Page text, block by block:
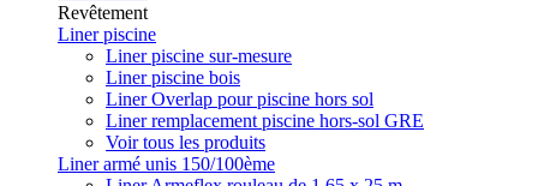
Revêtement
Liner piscine
Liner piscine sur-mesure
Liner piscine bois
Liner Overlap pour piscine hors sol
Liner remplacement piscine hors-sol GRE
Voir tous les produits
Liner armé unis 150/100ème